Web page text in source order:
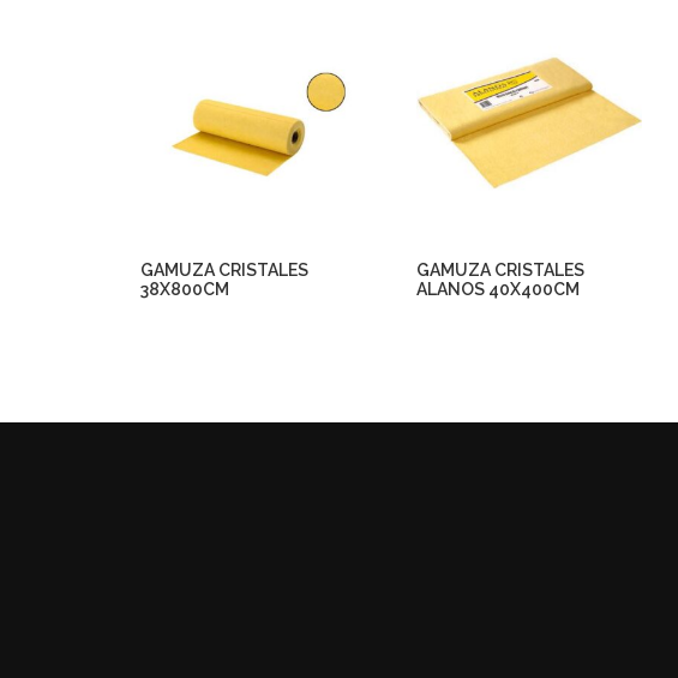
GAMUZA CRISTALES
38X800CM
GAMUZA CRISTALES
ALANOS 40X400CM